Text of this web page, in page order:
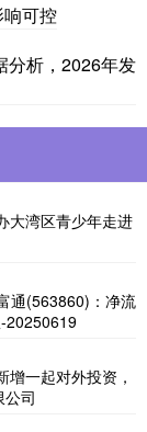
可控
分析，2026年发
大湾区青少年走进
通(563860)：净流
20250619
一起对外投资，
司